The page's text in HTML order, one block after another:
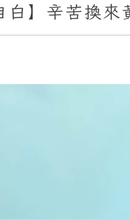
白】辛苦換來